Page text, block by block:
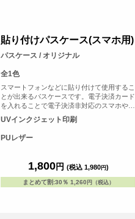
貼り付けパスケース(スマホ用)
パスケース / オリジナル
全1色
スマートフォンなどに貼り付けて使用するこ
とが出来るパスケースです。電子決済カード
を入れることで電子決済非対応のスマホやケ
ータイをおサイフケータイのように使うこと
が出来ます。オリジナルのデザインをして自
分だけのオリジナルパスケースを作ろう。
UVインクジェット印刷
PUレザー
1,800円 (税込 1,980円)
まとめて割:30％ 1,260 円（税込）